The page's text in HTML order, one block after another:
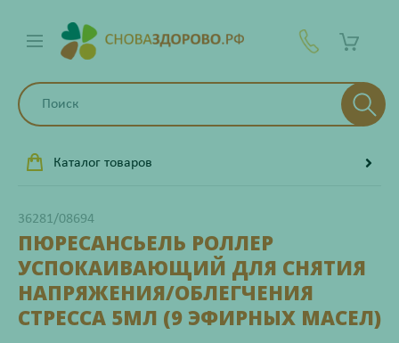
Каталог товаров
36281/08694
ПЮРЕСАНСЬЕЛЬ РОЛЛЕР
УСПОКАИВАЮЩИЙ ДЛЯ СНЯТИЯ
НАПРЯЖЕНИЯ/ОБЛЕГЧЕНИЯ
СТРЕССА 5МЛ (9 ЭФИРНЫХ МАСЕЛ)